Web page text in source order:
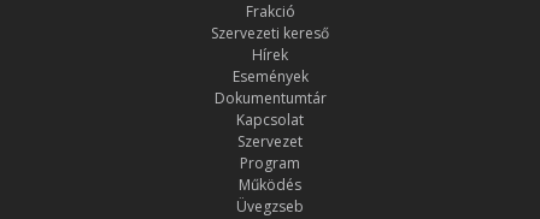
Frakció
Szervezeti kereső
Hírek
Események
Dokumentumtár
Kapcsolat
Szervezet
Program
Működés
Üvegzseb